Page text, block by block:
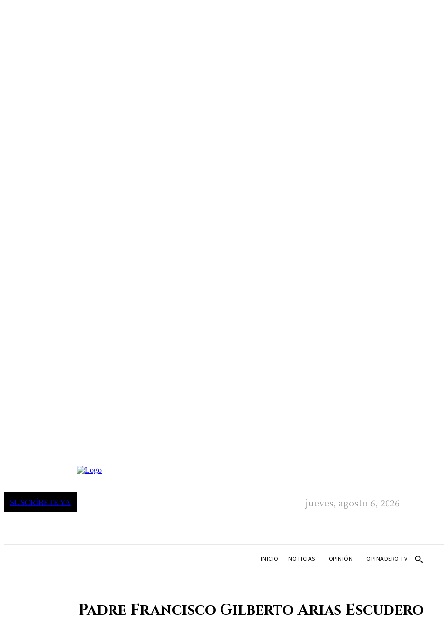
SUSCRÍBETE YA jueves, agosto 6, 2026
INICIO NOTICIAS OPINIÓN OPINADERO TV
Padre Francisco Gilberto Arias Escudero